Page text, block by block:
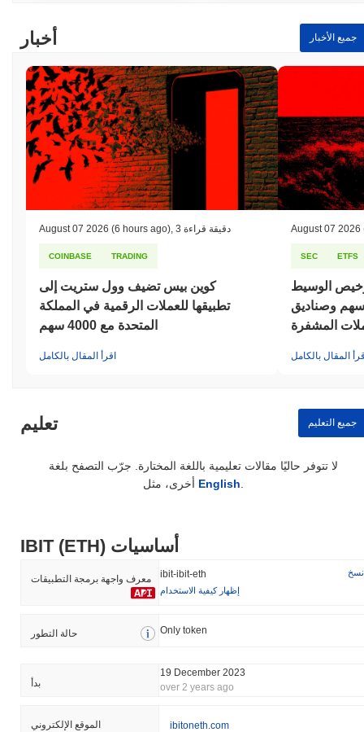
أخبار جميع الأخبار
August 07 2026 (6 hours ago) 3 دقيقة قراءة
COINBASE TRADING
كوين بيس تضيف وول ستريت إلى
تطبيقها للعملات الرقمية في المملكة
المتحدة مع 4000 سهم
اقرأ المقال بالكامل
August 07 2026
SEC ETFS
الوسيط
وصناديق
المشفرة
المقال بالكامل
تعليم جميع التعليم
لا تتوفر حاليًا مقالات تعليمية باللغة المختارة. جرّب التصفح بلغة
English
IBIT (ETH) أساسيات
معرف واجهة برمجة التطبيقات ibit-ibit-eth
نسخ
إظهار كيفية الاستخدام
حالة التطور Only token
بدأ
19 December 2023
over 2 years ago
الموقع الإلكتروني ibitoneth.com